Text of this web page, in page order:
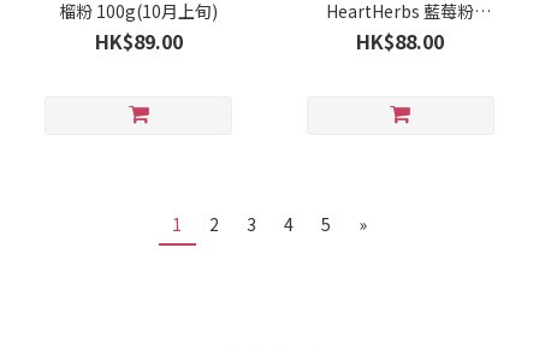
榴粉 100g(10月上旬)
HK$89.00
HeartHerbs 藍莓粉
250g(10月上旬)
HK$88.00
1 2 3 4 5 »